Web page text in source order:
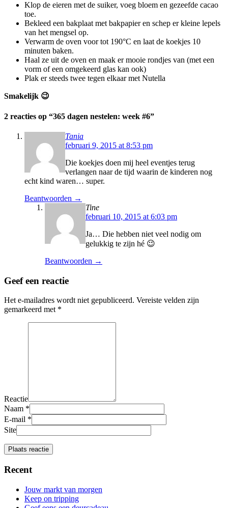
Klop de eieren met de suiker, voeg bloem en gezeefde cacao
toe.
Bekleed een bakplaat met bakpapier en schep er kleine lepels
van het mengsel op.
Verwarm de oven voor tot 190°C en laat de koekjes 10
minuten baken.
Haal ze uit de oven en maak er mooie rondjes van (met een
vorm of een omgekeerd glas kan ook)
Plak er steeds twee tegen elkaar met Nutella
Smakelijk 😉
2 reacties op “365 dagen nestelen: week #6”
Tania
februari 9, 2015 at 8:53 pm
Die koekjes doen mij heel eventjes terug
verlangen naar de tijd waarin de kinderen nog
echt kind waren… super.
Beantwoorden →
Tine
februari 10, 2015 at 6:03 pm
Ja… Die hebben niet veel nodig om
gelukkig te zijn hé 😉
Beantwoorden →
Geef een reactie
Het e-mailadres wordt niet gepubliceerd. Vereiste velden zijn
gemarkeerd met *
Reactie
Naam *
E-mail *
Site
Recent
Jouw markt van morgen
Keep on tripping